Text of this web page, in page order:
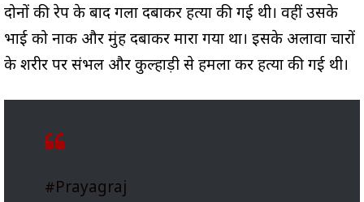
दोनों की रेप के बाद गला दबाकर हत्या की गई थी। वहीं उसके
भाई को नाक और मुंह दबाकर मारा गया था। इसके अलावा चारों
के शरीर पर संभल और कुल्हाड़ी से हमला कर हत्या की गई थी।
#Prayagraj